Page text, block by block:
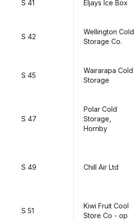
S 41 Eljays Ice Box
S 42
Wellington Cold
Storage Co.
S 45
Wairarapa Cold
Storage
S 47
Polar Cold
Storage,
Hornby
S 49 Chill Air Ltd
S 51
Kiwi Fruit Cool
Store Co - op